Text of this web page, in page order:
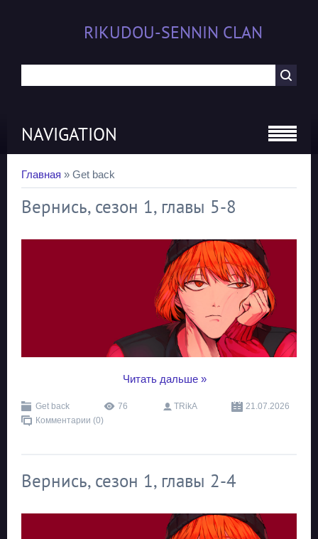
RIKUDOU-SENNIN CLAN
NAVIGATION
Главная » Get back
Вернись, сезон 1, главы 5-8
Читать дальше »
Get back 76 TRikA
21.07.2026
Комментарии (0)
Вернись, сезон 1, главы 2-4